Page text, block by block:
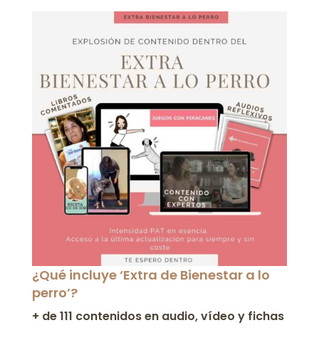
¿Qué incluye ‘Extra de Bienestar a lo
perro’?
+ de 111 contenidos en audio, vídeo y fichas